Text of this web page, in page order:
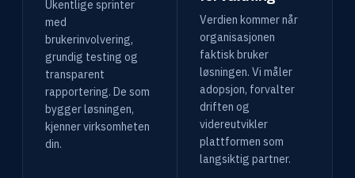
Ukentlige sprinter
med
brukerinvolvering,
grundig testing og
transparent
rapportering. De som
bygger løsningen,
kjenner virksomheten
din.
Verdien kommer når
organisasjonen
faktisk bruker
løsningen. Vi måler
adopsjon, forvalter
driften og
videreutvikler
plattformen som
langsiktig partner.